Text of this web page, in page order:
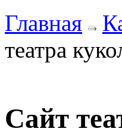
Главная
театра
Сайт